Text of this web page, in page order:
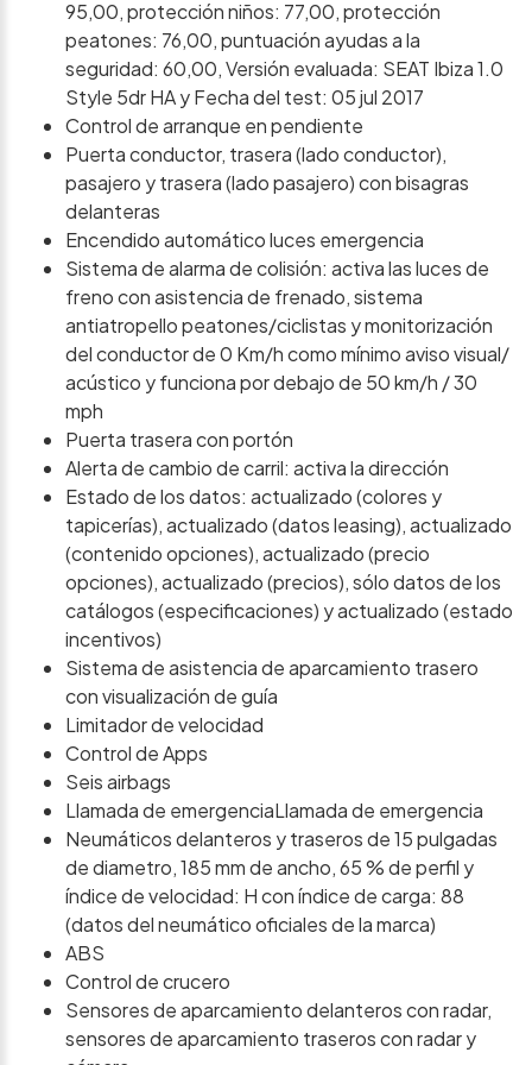
95,00, protección niños: 77,00, protección
peatones: 76,00, puntuación ayudas a la
seguridad: 60,00, Versión evaluada: SEAT Ibiza 1.0
Style 5dr HA y Fecha del test: 05 jul 2017
Control de arranque en pendiente
Puerta conductor, trasera (lado conductor),
pasajero y trasera (lado pasajero) con bisagras
delanteras
Encendido automático luces emergencia
Sistema de alarma de colisión: activa las luces de
freno con asistencia de frenado, sistema
antiatropello peatones/ciclistas y monitorización
del conductor de 0 Km/h como mínimo aviso visual/
acústico y funciona por debajo de 50 km/h / 30
mph
Puerta trasera con portón
Alerta de cambio de carril: activa la dirección
Estado de los datos: actualizado (colores y
tapicerías), actualizado (datos leasing), actualizado
(contenido opciones), actualizado (precio
opciones), actualizado (precios), sólo datos de los
catálogos (especificaciones) y actualizado (estado
incentivos)
Sistema de asistencia de aparcamiento trasero
con visualización de guía
Limitador de velocidad
Control de Apps
Seis airbags
Llamada de emergenciaLlamada de emergencia
Neumáticos delanteros y traseros de 15 pulgadas
de diametro, 185 mm de ancho, 65 % de perfil y
índice de velocidad: H con índice de carga: 88
(datos del neumático oficiales de la marca)
ABS
Control de crucero
Sensores de aparcamiento delanteros con radar,
sensores de aparcamiento traseros con radar y